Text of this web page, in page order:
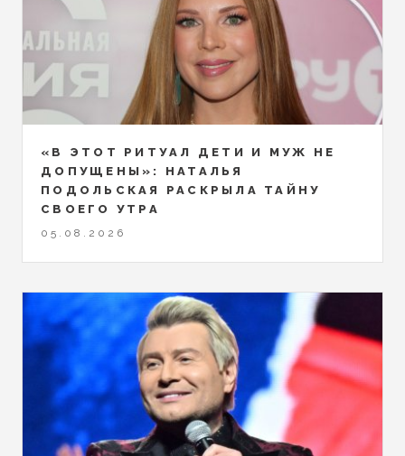
«В ЭТОТ РИТУАЛ ДЕТИ И МУЖ НЕ
ДОПУЩЕНЫ»: НАТАЛЬЯ
ПОДОЛЬСКАЯ РАСКРЫЛА ТАЙНУ
СВОЕГО УТРА
05.08.2026